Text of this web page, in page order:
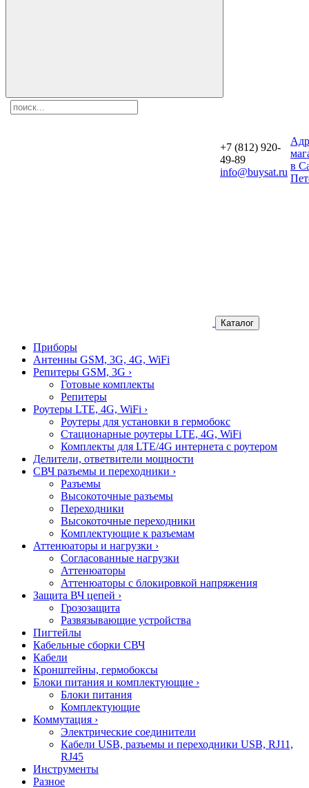
+7 (812) 920-
49-89
info@buysat.ru
в
Каталог
Приборы
Антенны GSM, 3G, 4G, WiFi
Репитеры GSM, 3G ›
Готовые комплекты
Репитеры
Роутеры LTE, 4G, WiFi ›
Роутеры для установки в гермобокс
Стационарные роутеры LTE, 4G, WiFi
Комплекты для LTE/4G интернета с роутером
Делители, ответвители мощности
СВЧ разъемы и переходники ›
Разъемы
Высокоточные разъемы
Переходники
Высокоточные переходники
Комплектующие к разъемам
Аттенюаторы и нагрузки ›
Согласованные нагрузки
Аттенюаторы
Аттенюаторы с блокировкой напряжения
Защита ВЧ цепей ›
Грозозащита
Развязывающие устройства
Пигтейлы
Кабельные сборки СВЧ
Кабели
Кронштейны, гермобоксы
Блоки питания и комплектующие ›
Блоки питания
Комплектующие
Коммутация ›
Электрические соединители
Кабели USB, разъемы и переходники USB, RJ11,
RJ45
Инструменты
Разное